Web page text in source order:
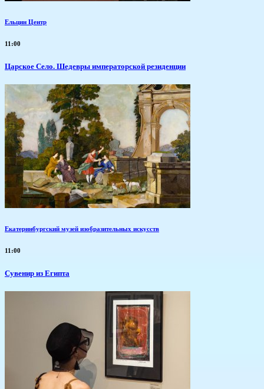
Ельцин Центр
11:00
Царское Село. Шедевры императорской резиденции
Екатеринбургский музей изобразительных искусств
11:00
Сувенир из Египта